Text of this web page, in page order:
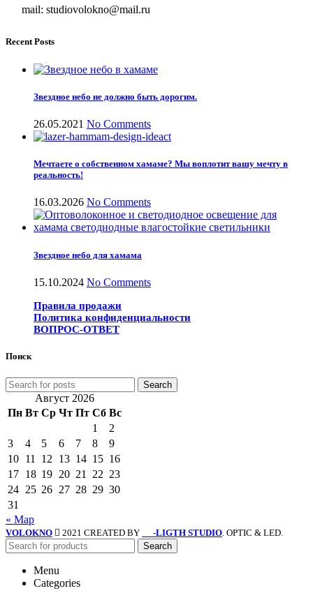
mail: studiovolokno@mail.ru
Recent Posts
Звездное небо не должно быть дорогим.
26.05.2021 No Comments
Мечтаете о собственном хамаме? Мы воплотит вашу мечту в
реальность!
16.03.2026 No Comments
Звездное небо для хамама
15.10.2024 No Comments
Правила продажи
Политика конфиденциальности
ВОПРОС-ОТВЕТ
Поиск
Search
Август 2026
Пн Вт Ср Чт Пт Сб Вс
1
2
3
4 5 6 7 8
9
10 11 12 13 14 15 16
17 18 19 20 21 22 23
24 25 26 27 28 29 30
31
« Мар
VOLOKNO 2021 CREATED BY -LIGTH STUDIO. OPTIC & LED.
Search
Menu
Categories